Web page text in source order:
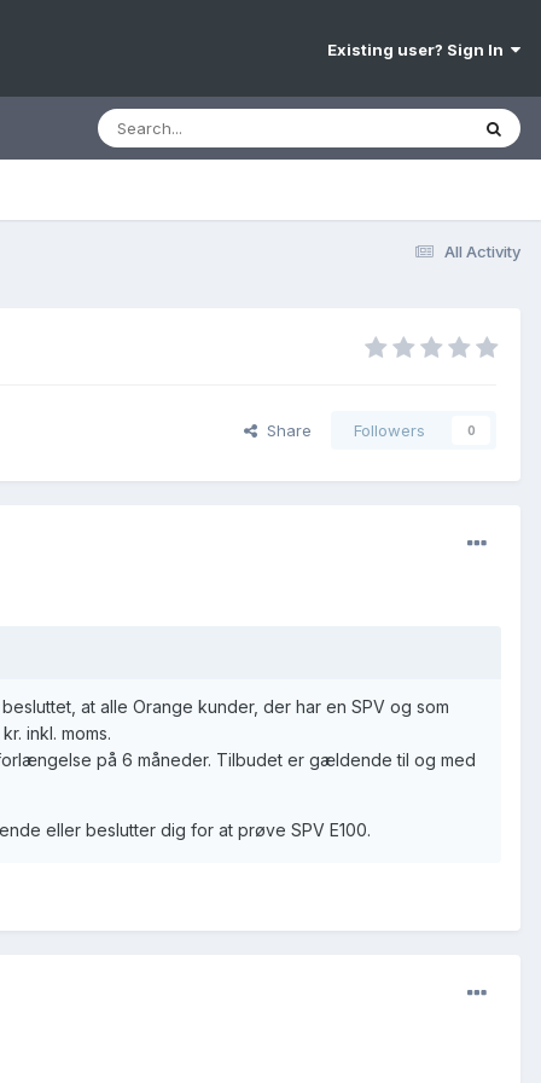
Existing user? Sign In
All Activity
Share Followers 0
at alle Orange kunder, der har en SPV og som
inkl. moms.
på 6 måneder. Tilbudet er gældende til og med
eller beslutter dig for at prøve SPV E100.